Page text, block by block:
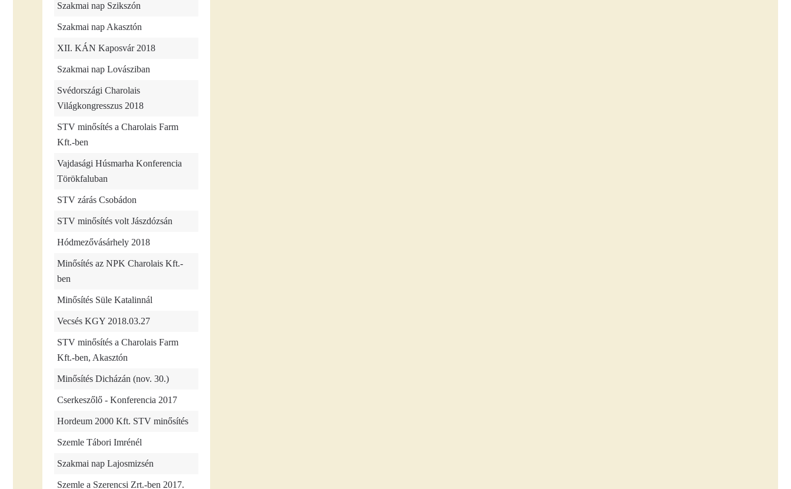
Szakmai nap Szikszón
Szakmai nap Akasztón
XII. KÁN Kaposvár 2018
Szakmai nap Lovásziban
Svédországi Charolais
Világkongresszus 2018
STV minősítés a Charolais Farm
Kft.-ben
Vajdasági Húsmarha Konferencia
Törökfaluban
STV zárás Csobádon
STV minősítés volt Jászdózsán
Hódmezővásárhely 2018
Minősítés az NPK Charolais Kft.-
ben
Minősítés Süle Katalinnál
Vecsés KGY 2018.03.27
STV minősítés a Charolais Farm
Kft.-ben, Akasztón
Minősítés Dicházán (nov. 30.)
Cserkeszőlő - Konferencia 2017
Hordeum 2000 Kft. STV minősítés
Szemle Tábori Imrénél
Szakmai nap Lajosmizsén
Szemle a Szerencsi Zrt.-ben 2017.